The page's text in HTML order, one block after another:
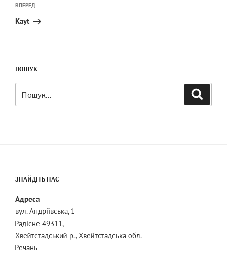
Наступний
запис
ВПЕРЕД
Kayt
ПОШУК
ЗНАЙДІТЬ НАС
Адреса
вул. Андріївська, 1
Радісне 49311,
Хвейтстадський р., Хвейтстадська обл.
Речань